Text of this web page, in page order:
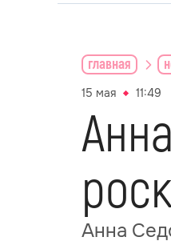
главная
15 мая 11:49
Анна